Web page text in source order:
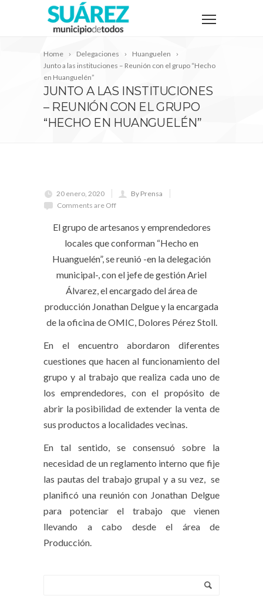
Home Delegaciones
Huanguelen
Junto a las instituciones – Reunión con el grupo “Hecho
en Huanguelén”
JUNTO A LAS INSTITUCIONES
– REUNIÓN CON EL GRUPO
“HECHO EN HUANGUELÉN”
20 enero, 2020
By Prensa
Comments are Off
El grupo de artesanos y emprendedores
locales que conforman “Hecho en
Huanguelén”, se reunió -en la delegación
municipal-, con el jefe de gestión Ariel
Álvarez, el encargado del área de
producción Jonathan Delgue y la encargada
de la oficina de OMIC, Dolores Pérez Stoll.
En el encuentro abordaron diferentes
cuestiones que hacen al funcionamiento del
grupo y al trabajo que realiza cada uno de
los emprendedores, con el propósito de
abrir la posibilidad de extender la venta de
sus productos a localidades vecinas.
En tal sentido, se consensuó sobre la
necesidad de un reglamento interno que fije
las pautas del trabajo grupal y a su vez, se
planificó una reunión con Jonathan Delgue
para potenciar el trabajo que vienen
llevando a cabo desde el área de
Producción.